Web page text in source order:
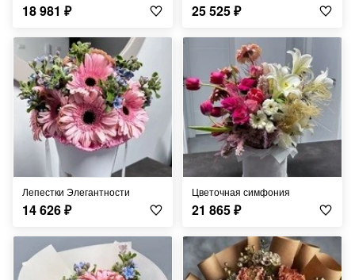
18 981 ₽ 25 525₽
Лепестки Элегантности
14 626₽
Цветочная симфония
21 865₽